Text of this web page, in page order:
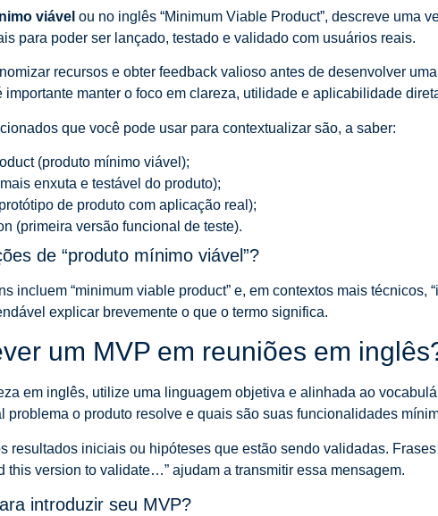
viável ou no inglês “Minimum Viable Product”, descreve uma
para poder ser lançado, testado e validado com usuários reais.
recursos e obter feedback valioso antes de desenvolver
importante manter o foco em clareza, utilidade e aplicabilidade
que você pode usar para contextualizar são, a saber:
(produto mínimo viável);
enxuta e testável do produto);
de produto com aplicação real);
(primeira versão funcional de teste).
de “produto mínimo viável”?
incluem “minimum viable product” e, em contextos mais técnicos,
explicar brevemente o que o termo significa.
um MVP em reuniões em
em inglês, utilize uma linguagem objetiva e alinhada ao
problema o produto resolve e quais são suas funcionalidades
resultados iniciais ou hipóteses que estão sendo validadas.
this version to validate…” ajudam a transmitir essa mensagem.
introduzir seu MVP?